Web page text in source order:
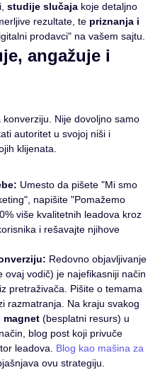
studije slučaja koje detaljno
rezultate, te priznanja i
prodavci" na vašem sajtu.
angažuje i
Nije dovoljno samo
autoritet u svojoj niši i
klijenata.
Umesto da pišete "Mi smo
napišite "Pomažemo
više kvalitetnih leadova kroz
i rešavajte njihove
Redovno objavljivanje
vodič) je najefikasniji način
pretraživača. Pišite o temama
razmatranja. Na kraju svakog
magnet (besplatni resurs) u
blog post koji privuče
leadova. Blog kao mašina za
ovu strategiju.